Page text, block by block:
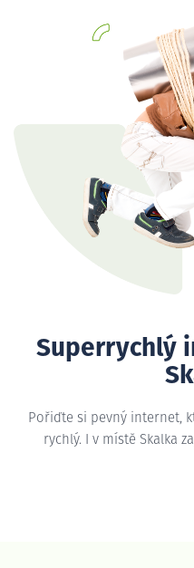
Superrychlý
Pořiďte si pevný internet,
rychlý. I v místě Skalka